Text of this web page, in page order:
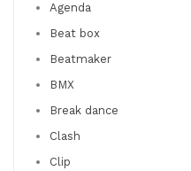
Agenda
Beat box
Beatmaker
BMX
Break dance
Clash
Clip